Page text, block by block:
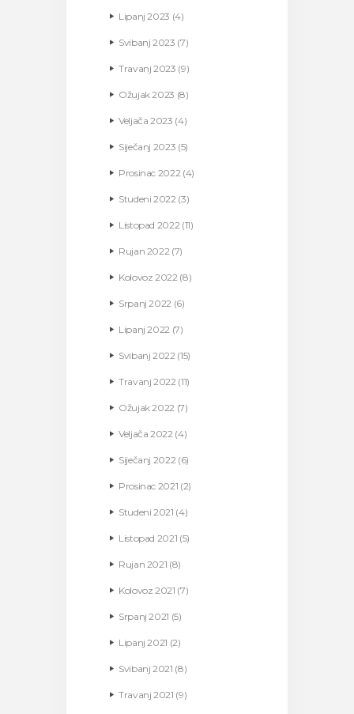
Lipanj2023 (4)
Svibanj2023 (7)
Travanj2023 (9)
Ožujak2023 (8)
Veljača2023 (4)
Siječanj 2023 (5)
Prosinac 2022(4)
Studeni2022(3)
Listopad 2022(11)
Rujan 2022(7)
Kolovoz2022(8)
Srpanj2022 (6)
Lipanj2022 (7)
Svibanj2022(15)
Travanj2022(11)
Ožujak2022 (7)
Veljača2022(4)
Siječanj 2022(6)
Prosinac 2021 (2)
Studeni2021 (4)
Listopad 2021 (5)
Rujan 2021 (8)
Kolovoz2021 (7)
Srpanj2021 (5)
Lipanj2021 (2)
Svibanj2021 (8)
Travanj2021 (9)